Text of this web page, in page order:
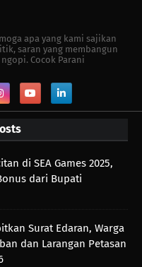
apa yang kami sajikan
saran yang membangun
Cocok Parani
di SEA Games 2025,
dari Bupati
Surat Edaran, Warga
dan Larangan Petasan